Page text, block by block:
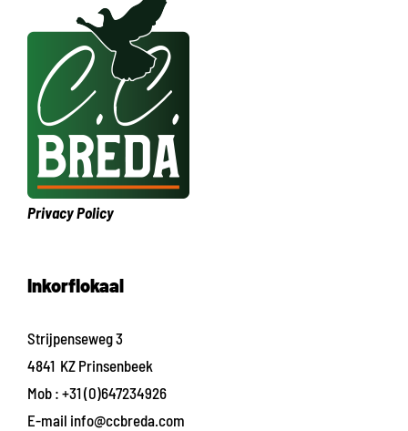
Privacy Policy
Inkorflokaal
Strijpenseweg 3
4841 KZ Prinsenbeek
Mob : +31 (0)647234926
E-mail info@ccbreda.com